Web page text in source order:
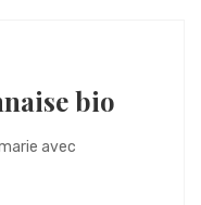
bio
avec